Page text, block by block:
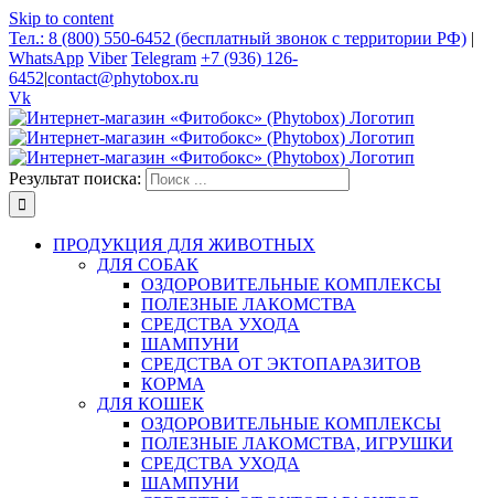
Skip to content
Тел.: 8 (800) 550-6452 (бесплатный звонок с территории РФ) |
WhatsApp Viber Telegram +7 (936) 126-
6452|contact@phytobox.ru
Vk
Результат поиска:
ПРОДУКЦИЯ ДЛЯ ЖИВОТНЫХ
ДЛЯ СОБАК
ОЗДОРОВИТЕЛЬНЫЕ КОМПЛЕКСЫ
ПОЛЕЗНЫЕ ЛАКОМСТВА
СРЕДСТВА УХОДА
ШАМПУНИ
СРЕДСТВА ОТ ЭКТОПАРАЗИТОВ
КОРМА
ДЛЯ КОШЕК
ОЗДОРОВИТЕЛЬНЫЕ КОМПЛЕКСЫ
ПОЛЕЗНЫЕ ЛАКОМСТВА, ИГРУШКИ
СРЕДСТВА УХОДА
ШАМПУНИ